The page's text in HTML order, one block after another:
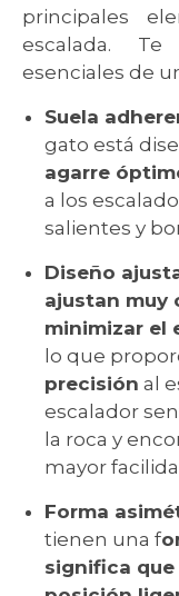
principales
escalada.
esenciales de
Suela
gato está
agarre
a los
salientes y
Diseño
ajustan muy
minimizar el
lo que
precisión al
escalador
la roca y
mayor
Forma
tienen una f
significa que